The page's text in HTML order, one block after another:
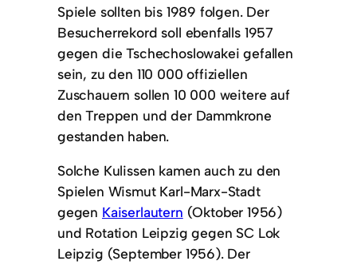
Spiele sollten bis 1989 folgen. Der
Besucherrekord soll ebenfalls 1957
gegen die Tschechoslowakei gefallen
sein, zu den 110 000 offiziellen
Zuschauern sollen 10 000 weitere auf
den Treppen und der Dammkrone
gestanden haben.
Solche Kulissen kamen auch zu den
Spielen Wismut Karl-Marx-Stadt
gegen Kaiserlautern (Oktober 1956)
und Rotation Leipzig gegen SC Lok
Leipzig (September 1956). Der